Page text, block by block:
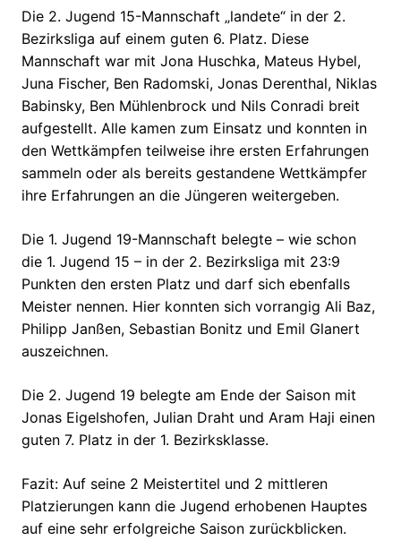
Die 2. Jugend 15-Mannschaft „landete“ in der 2.
Bezirksliga auf einem guten 6. Platz. Diese
Mannschaft war mit Jona Huschka, Mateus Hybel,
Juna Fischer, Ben Radomski, Jonas Derenthal, Niklas
Babinsky, Ben Mühlenbrock und Nils Conradi breit
aufgestellt. Alle kamen zum Einsatz und konnten in
den Wettkämpfen teilweise ihre ersten Erfahrungen
sammeln oder als bereits gestandene Wettkämpfer
ihre Erfahrungen an die Jüngeren weitergeben.
Die 1. Jugend 19-Mannschaft belegte – wie schon
die 1. Jugend 15 – in der 2. Bezirksliga mit 23:9
Punkten den ersten Platz und darf sich ebenfalls
Meister nennen. Hier konnten sich vorrangig Ali Baz,
Philipp Janßen, Sebastian Bonitz und Emil Glanert
auszeichnen.
Die 2. Jugend 19 belegte am Ende der Saison mit
Jonas Eigelshofen, Julian Draht und Aram Haji einen
guten 7. Platz in der 1. Bezirksklasse.
Fazit: Auf seine 2 Meistertitel und 2 mittleren
Platzierungen kann die Jugend erhobenen Hauptes
auf eine sehr erfolgreiche Saison zurückblicken.